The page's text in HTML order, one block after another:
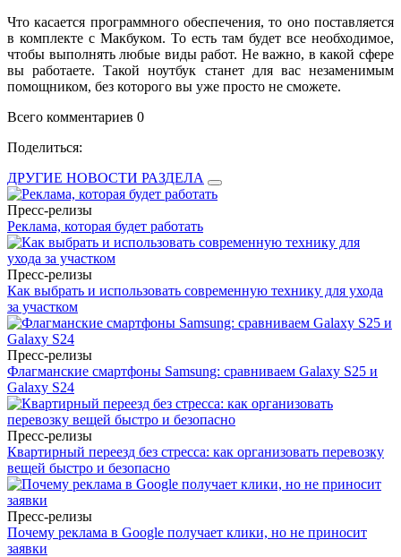
Что касается программного обеспечения, то оно поставляется
в комплекте с Макбуком. То есть там будет все необходимое,
чтобы выполнять любые виды работ. Не важно, в какой сфере
вы работаете. Такой ноутбук станет для вас незаменимым
помощником, без которого вы уже просто не сможете.
Всего комментариев 0
Поделиться:
ДРУГИЕ НОВОСТИ РАЗДЕЛА
Пресс-релизы
Реклама, которая будет работать
Пресс-релизы
Как выбрать и использовать современную технику для ухода
за участком
Пресс-релизы
Флагманские смартфоны Samsung: сравниваем Galaxy S25 и
Galaxy S24
Пресс-релизы
Квартирный переезд без стресса: как организовать перевозку
вещей быстро и безопасно
Пресс-релизы
Почему реклама в Google получает клики, но не приносит
заявки